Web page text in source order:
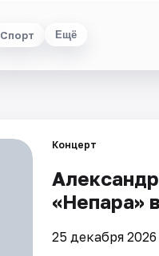
Спорт Ещё
Концерт
«Непара»
25 декабря 2026